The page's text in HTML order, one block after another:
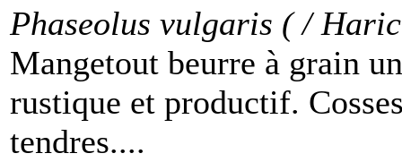
Phaseolus vulgaris ( /
Mangetout beurre à grain
rustique et productif.
tendres....